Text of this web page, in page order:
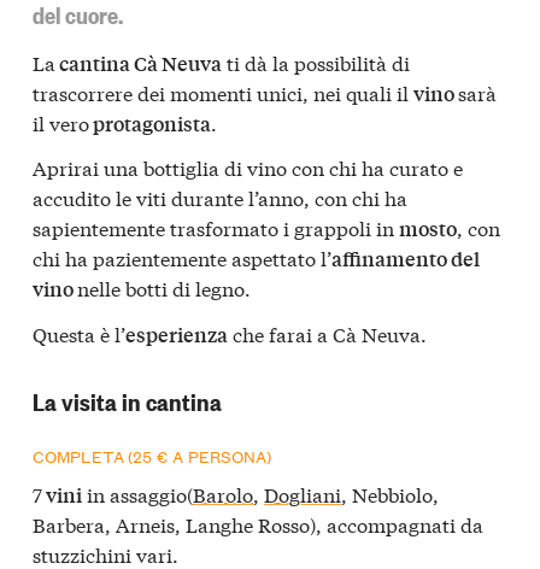
del cuore.
La cantina Cà Neuvati dà la possibilità di
trascorrere dei momenti unici, nei quali il vinosarà
il veroprotagonista.
Aprirai una bottiglia di vino con chi ha curato e
accudito le viti durante l’anno, con chi ha
sapientemente trasformato i grappoli in mosto, con
chi ha pazientemente aspettato l’affinamento del
vinonelle botti di legno.
Questa è l’esperienzache farai a Cà Neuva.
La visita in cantina
COMPLETA(25 € A PERSONA)
7viniin assaggio(Barolo, Dogliani, Nebbiolo,
Barbera, Arneis, Langhe Rosso), accompagnati da
stuzzichini vari.